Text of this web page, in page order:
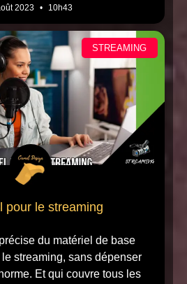
2023 10h43
STREAMING
pour le streaming
du matériel de base
streaming, sans dépenser
Et qui couvre tous les